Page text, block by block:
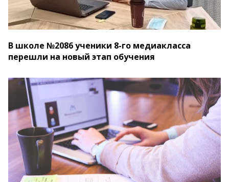
В школе №2086 ученики 8-го медиакласса
перешли на новый этап обучения